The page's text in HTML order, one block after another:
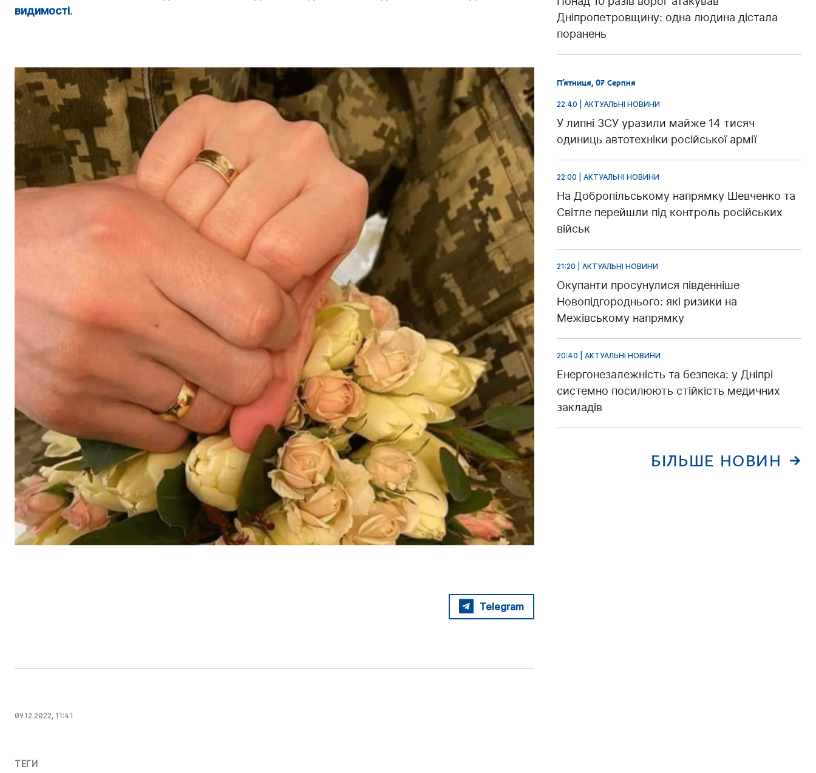
видимості.
Telegram
09.12.2022, 11:41
ТЕГИ
Дніпропетровщину: одна людина дістала
поранень
П’ятниця, 07 Серпня
22:40 | АКТУАЛЬНІ НОВИНИ
У липні ЗСУ уразили майже 14 тисяч
одиниць автотехніки російської армії
22:00 | АКТУАЛЬНІ НОВИНИ
На Добропільському напрямку Шевченко та
Світле перейшли під контроль російських
військ
21:20 | АКТУАЛЬНІ НОВИНИ
Окупанти просунулися південніше
Новопідгороднього: які ризики на
Межівському напрямку
20:40 | АКТУАЛЬНІ НОВИНИ
Енергонезалежність та безпека: у Дніпрі
системно посилюють стійкість медичних
закладів
БІЛЬШЕ НОВИН